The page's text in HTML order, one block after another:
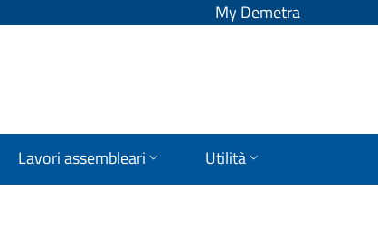
My Demetra
Lavori assembleari Utilità